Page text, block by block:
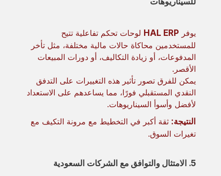
يوفر HAL ERP لوحات تحكم تفاعلية تتيح
للمستخدمين محاكاة حالات مالية مختلفة، مثل تأخر
المدفوعات، أو زيادة التكاليف، أو دورات المبيعات
الأقصر.
يمكن للفرق تصور تأثير هذه التغييرات على التدفق
النقدي المستقبلي فورًا، مما يساعدهم على الاستعداد
لأفضل وأسوأ السيناريوهات.
النتيجة: ثقة أكبر في التخطيط مع مرونة التكيف مع
تغيرات السوق.
5. الامتثال والتوافق مع الشركات السعودية